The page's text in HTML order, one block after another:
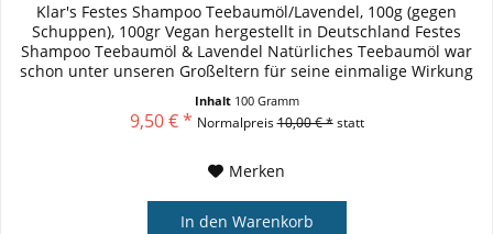
Klar's Festes Shampoo Teebaumöl/Lavendel, 100g (gegen
Schuppen), 100gr Vegan hergestellt in Deutschland Festes
Shampoo Teebaumöl & Lavendel Natürliches Teebaumöl war
schon unter unseren Großeltern für seine einmalige Wirkung
Inhalt 100 Gramm
9,50 € * Normalpreis10,00 € *statt
Merken
In den Warenkorb